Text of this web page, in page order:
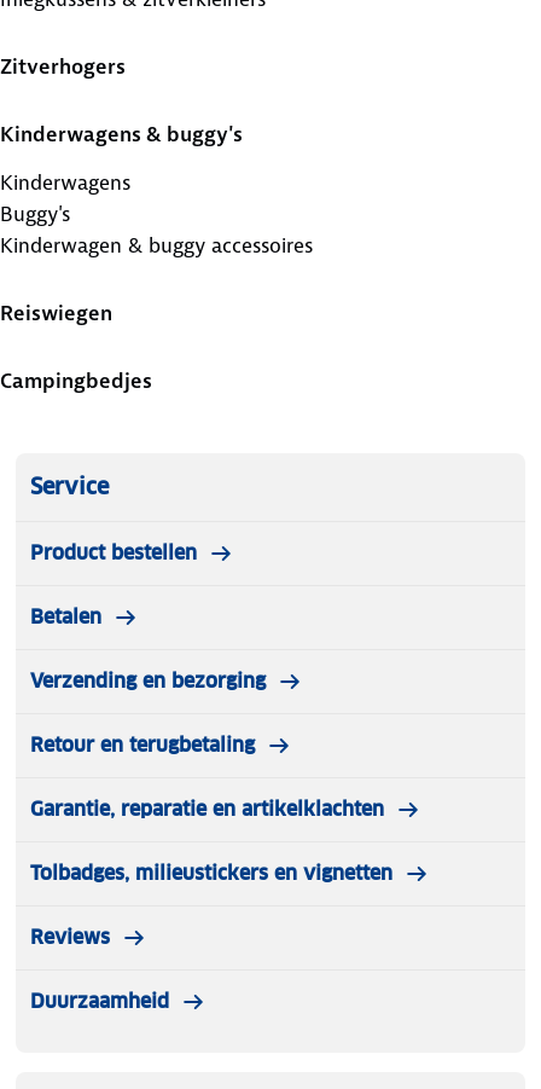
Zitverhogers
Kinderwagens & buggy's
Kinderwagens
Buggy's
Kinderwagen & buggy accessoires
Reiswiegen
Campingbedjes
Service
Product bestellen
Betalen
Verzending en bezorging
Retour en terugbetaling
Garantie, reparatie en artikelklachten
Tolbadges, milieustickers en vignetten
Reviews
Duurzaamheid